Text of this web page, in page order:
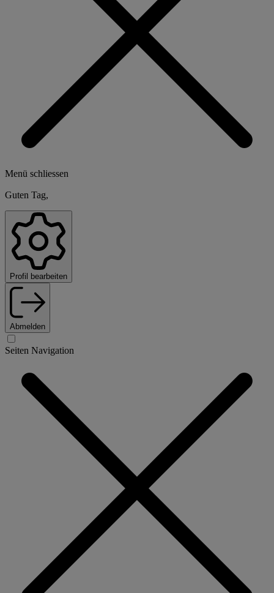
Menü schliessen
Guten Tag,
Profil bearbeiten
Abmelden
Seiten Navigation